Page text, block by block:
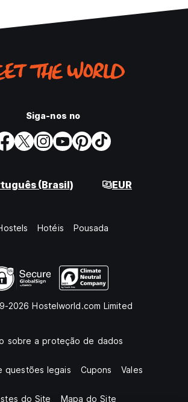
Siga-nos no
(Brasil) EUR
Hotéis Pousada
2026 Hostelworld.com Limited
sobre a proteção de dados
questões legais Cupons Vales
do Site Mapa do Site